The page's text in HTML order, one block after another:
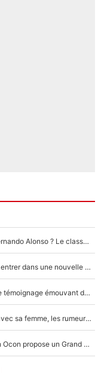
Max Verstappen, Lewis Hamilton… et bientôt Fernando Alonso ? Le classement des pilotes les mieux payés en Formule 1 risque de changer !
F1 - Alpine signe un accord «impensable» et va entrer dans une nouvelle dimension : Grande nouvelle pour Pierre Gasly !
F1 : « Je lui ai fait un câlin, puis j’ai dû partir...», le témoignage émouvant de Max Verstappen sur sa fille
F1 : Charles Leclerc surpris par les paparazzis avec sa femme, les rumeurs étaient vraies !
Comme pour le final du Tour de France, Esteban Ocon propose un Grand Prix de Formule 1 à Paris : «Autour de l’Arc de Triomphe, ce serait génial» !